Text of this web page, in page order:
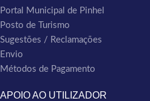
Portal Municipal de Pinhel
Posto de Turismo
Sugestões / Reclamações
Envio
Métodos de Pagamento
APOIO AO UTILIZADOR